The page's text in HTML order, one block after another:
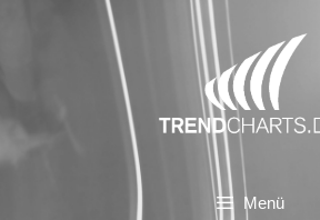
Menü